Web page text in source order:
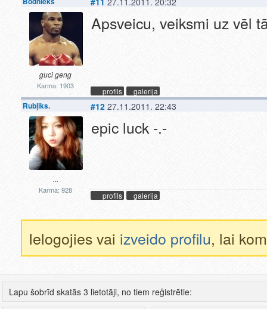
guci geng
Karma: 1903
Apsveicu, veiksmi uz vēl
profils galerija
Rubļiks.
...
Karma: 928
#12 27.11.2011. 22:43
epic luck -.-
profils galerija
Ielogojies vai izveido profilu, lai
Lapu šobrīd skatās 3 lietotāji, no tiem reģistrētie: